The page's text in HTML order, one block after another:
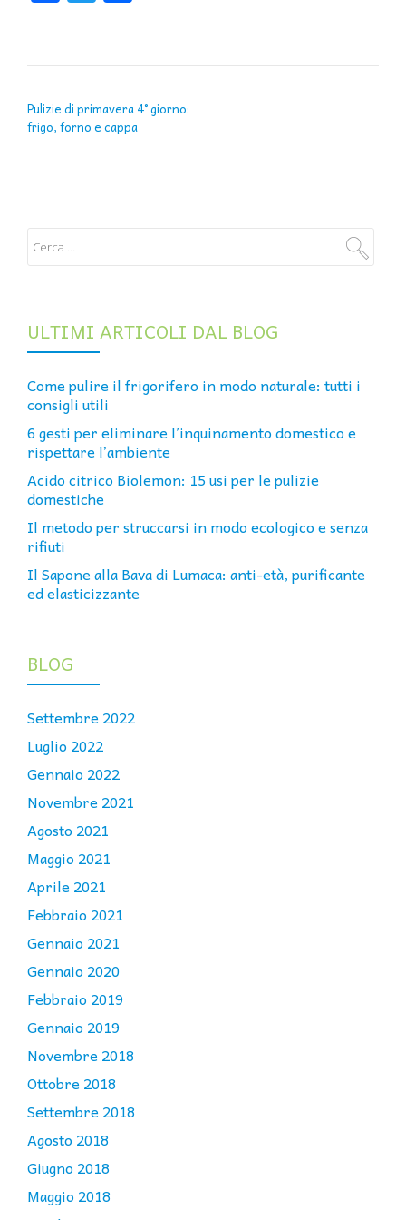
Pulizie di primavera 4° giorno:
frigo, forno e cappa
ULTIMI ARTICOLI DAL BLOG
Come pulire il frigorifero in modo naturale: tutti i
consigli utili
6 gesti per eliminare l’inquinamento domestico e
rispettare l’ambiente
Acido citrico Biolemon: 15 usi per le pulizie
domestiche
Il metodo per struccarsi in modo ecologico e senza
rifiuti
Il Sapone alla Bava di Lumaca: anti-età, purificante
ed elasticizzante
BLOG
Settembre 2022
Luglio 2022
Gennaio 2022
Novembre 2021
Agosto 2021
Maggio 2021
Aprile 2021
Febbraio 2021
Gennaio 2021
Gennaio 2020
Febbraio 2019
Gennaio 2019
Novembre 2018
Ottobre 2018
Settembre 2018
Agosto 2018
Giugno 2018
Maggio 2018